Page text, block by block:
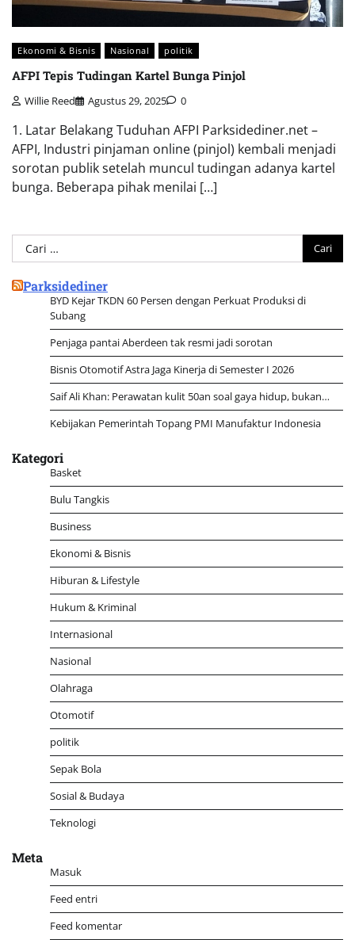
Ekonomi & Bisnis Nasional politik
AFPI Tepis Tudingan Kartel Bunga Pinjol
Willie Reed Agustus 29, 2025 0
1. Latar Belakang Tuduhan AFPI Parksidediner.net –
AFPI, Industri pinjaman online (pinjol) kembali menjadi
sorotan publik setelah muncul tudingan adanya kartel
bunga. Beberapa pihak menilai […]
Cari
untuk:
Parksidediner
BYD Kejar TKDN 60 Persen dengan Perkuat Produksi di
Subang
Penjaga pantai Aberdeen tak resmi jadi sorotan
Bisnis Otomotif Astra Jaga Kinerja di Semester I 2026
Saif Ali Khan: Perawatan kulit 50an soal gaya hidup, bukan…
Kebijakan Pemerintah Topang PMI Manufaktur Indonesia
Kategori
Basket
Bulu Tangkis
Business
Ekonomi & Bisnis
Hiburan & Lifestyle
Hukum & Kriminal
Internasional
Nasional
Olahraga
Otomotif
politik
Sepak Bola
Sosial & Budaya
Teknologi
Meta
Masuk
Feed entri
Feed komentar